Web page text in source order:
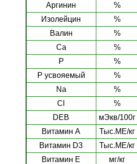
Аргинин
%
Изолейцин
%
Валин
%
Ca
%
P
%
P усвояемый
%
Na
%
Cl
%
DEB
мЭкв/100г
Витамин А
Тыс.МЕ/кг
Витамин D3
Тыс.МЕ/кг
Витамин E
мг/кг